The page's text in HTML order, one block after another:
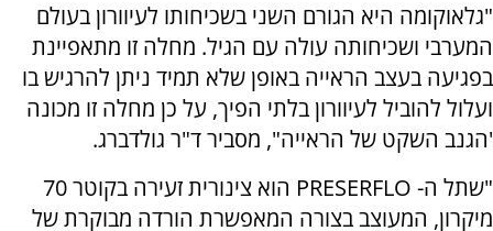
"גלאוקומה היא הגורם השני בשכיחותו לעיוורון בעולם
המערבי ושכיחותה עולה עם הגיל. מחלה זו מתאפיינת
בפגיעה בעצב הראייה באופן שלא תמיד ניתן להרגיש בו
ועלול להוביל לעיוורון בלתי הפיך, על כן מחלה זו מכונה
'הגנב השקט של הראייה", מסביר ד"ר גולדברג.
"שתל ה- PRESERFLO הוא צינורית זעירה בקוטר 70
מיקרון, המעוצב בצורה המאפשרת הורדה מבוקרת של